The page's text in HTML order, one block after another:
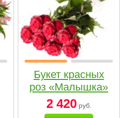
Букет красных
роз «Малышка»
2 420руб.